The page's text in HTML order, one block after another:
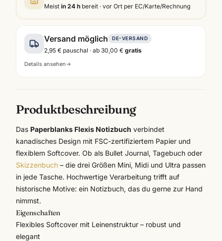
Meist in 24 h bereit · vor Ort per EC/Karte/Rechnung
Versand möglich DE-VERSAND
2,95 € pauschal · ab 30,00 € gratis
Details ansehen→
Produktbeschreibung
Das Paperblanks Flexis Notizbuch verbindet
kanadisches Design mit FSC-zertifiziertem Papier und
flexiblem Softcover. Ob als Bullet Journal, Tagebuch oder
Skizzenbuch – die drei Größen Mini, Midi und Ultra passen
in jede Tasche. Hochwertige Verarbeitung trifft auf
historische Motive: ein Notizbuch, das du gerne zur Hand
nimmst.
Eigenschaften
Flexibles Softcover mit Leinenstruktur – robust und
elegant